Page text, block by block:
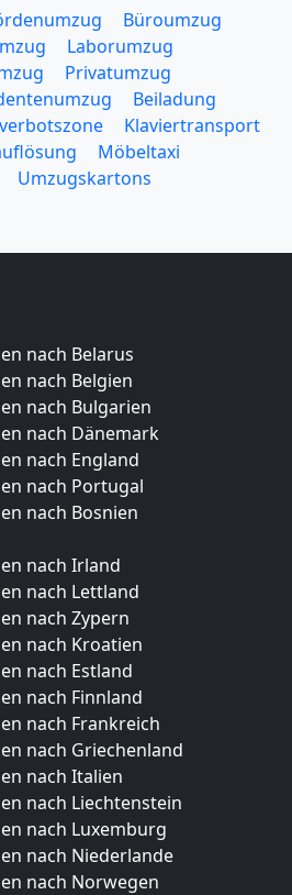
Büroumzug
Laborumzug
Privatumzug
Beiladung
Klaviertransport
Möbeltaxi
Umzugskartons
nach Belarus
nach Belgien
nach Bulgarien
nach Dänemark
nach England
nach Portugal
nach Bosnien
nach Irland
nach Lettland
nach Zypern
nach Kroatien
nach Estland
nach Finnland
nach Frankreich
nach Griechenland
nach Italien
nach Liechtenstein
nach Luxemburg
nach Niederlande
nach Norwegen